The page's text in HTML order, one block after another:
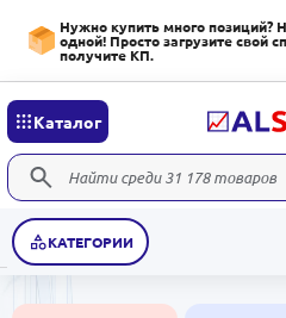
Нужно купить много позиций?
одной! Просто загрузите свой
получите КП.
Каталог
КАТЕГОРИИ